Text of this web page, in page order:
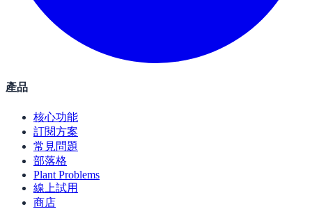
產品
核心功能
訂閱方案
常見問題
部落格
Plant Problems
線上試用
商店